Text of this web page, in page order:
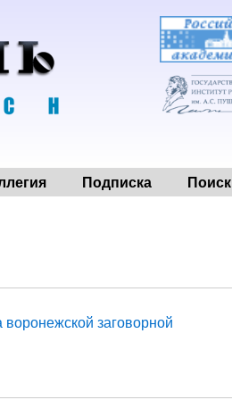
Подписка
Поиск
заговорной